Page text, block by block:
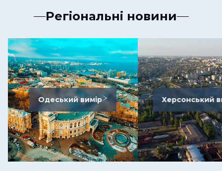
Регіональні новини
Одеський вимір Херсонський